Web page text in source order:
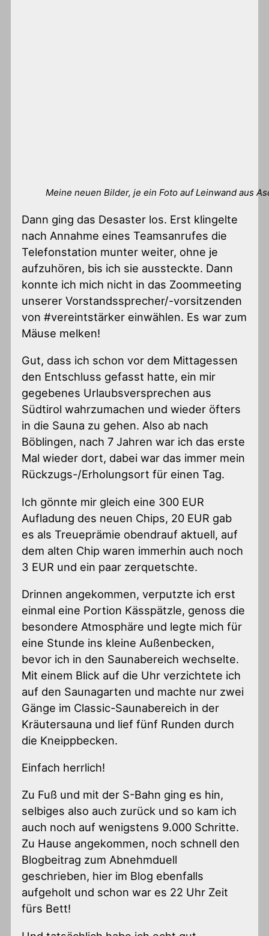
Meine neuen Bilder, je ein Foto auf Leinwand aus
Dann ging das Desaster los. Erst klingelte
nach Annahme eines Teamsanrufes die
Telefonstation munter weiter, ohne je
aufzuhören, bis ich sie aussteckte. Dann
konnte ich mich nicht in das Zoommeeting
unserer Vorstandssprecher/-vorsitzenden
von #vereintstärker einwählen. Es war zum
Mäuse melken!
Gut, dass ich schon vor dem Mittagessen
den Entschluss gefasst hatte, ein mir
gegebenes Urlaubsversprechen aus
Südtirol wahrzumachen und wieder öfters
in die Sauna zu gehen. Also ab nach
Böblingen, nach 7 Jahren war ich das erste
Mal wieder dort, dabei war das immer mein
Rückzugs-/Erholungsort für einen Tag.
Ich gönnte mir gleich eine 300 EUR
Aufladung des neuen Chips, 20 EUR gab
es als Treueprämie obendrauf aktuell, auf
dem alten Chip waren immerhin auch noch
3 EUR und ein paar zerquetschte.
Drinnen angekommen, verputzte ich erst
einmal eine Portion Kässpätzle, genoss die
besondere Atmosphäre und legte mich für
eine Stunde ins kleine Außenbecken,
bevor ich in den Saunabereich wechselte.
Mit einem Blick auf die Uhr verzichtete ich
auf den Saunagarten und machte nur zwei
Gänge im Classic-Saunabereich in der
Kräutersauna und lief fünf Runden durch
die Kneippbecken.
Einfach herrlich!
Zu Fuß und mit der S-Bahn ging es hin,
selbiges also auch zurück und so kam ich
auch noch auf wenigstens 9.000 Schritte.
Zu Hause angekommen, noch schnell den
Blogbeitrag zum Abnehmduell
geschrieben, hier im Blog ebenfalls
aufgeholt und schon war es 22 Uhr Zeit
fürs Bett!